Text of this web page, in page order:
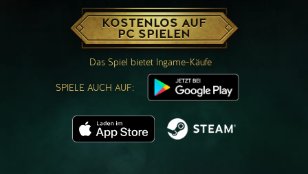
KOSTENLOS AUF
PC SPIELEN
Das Spiel bietet Ingame-Käufe
SPIELE AUCH AUF: